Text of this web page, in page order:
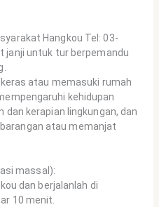
Hangkou Tel: 03-
janji untuk tur berpemandu
atau memasuki rumah
kehidupan
dan kerapian lingkungan, dan
atau memanjat
massal):
dan berjalanlah di
10 menit.